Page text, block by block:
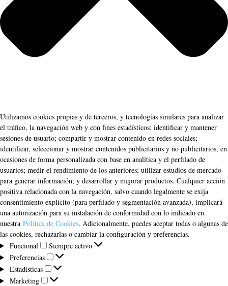
Utilizamos cookies propias y de terceros, y tecnologías similares para analizar
el tráfico, la navegación web y con fines estadísticos; identificar y mantener
sesiones de usuario; compartir y mostrar contenido en redes sociales;
identificar, seleccionar y mostrar contenidos publicitarios y no publicitarios, en
ocasiones de forma personalizada con base en analítica y el perfilado de
usuarios; medir el rendimiento de los anteriores; utilizar estudios de mercado
para generar información; y desarrollar y mejorar productos. Cualquier acción
positiva relacionada con la navegación, salvo cuando legalmente se exija
consentimiento explícito (para perfilado y segmentación avanzada), implicará
una autorización para su instalación de conformidad con lo indicado en
nuestra Política de Cookies. Adicionalmente, puedes aceptar todas o algunas de
las cookies, rechazarlas o cambiar la configuración y preferencias.
Funcional
Funcional
Siempre activo
Preferencias
Preferencias
Estadísticas
Estadísticas
Marketing
Marketing